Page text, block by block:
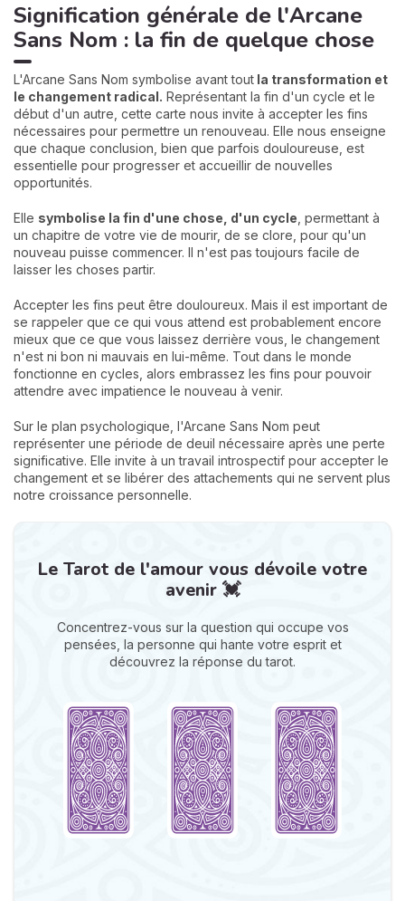
Signification générale de l'Arcane
Sans Nom : la fin de quelque chose
L'Arcane Sans Nom symbolise avant tout la transformation et
le changement radical. Représentant la fin d'un cycle et le
début d'un autre, cette carte nous invite à accepter les fins
nécessaires pour permettre un renouveau. Elle nous enseigne
que chaque conclusion, bien que parfois douloureuse, est
essentielle pour progresser et accueillir de nouvelles
opportunités.
Elle symbolise la fin d'une chose, d'un cycle , permettant à
un chapitre de votre vie de mourir, de se clore, pour qu'un
nouveau puisse commencer. Il n'est pas toujours facile de
laisser les choses partir.
Accepter les fins peut être douloureux. Mais il est important de
se rappeler que ce qui vous attend est probablement encore
mieux que ce que vous laissez derrière vous, le changement
n'est ni bon ni mauvais en lui-même. Tout dans le monde
fonctionne en cycles, alors embrassez les fins pour pouvoir
attendre avec impatience le nouveau à venir.
Sur le plan psychologique, l'Arcane Sans Nom peut
représenter une période de deuil nécessaire après une perte
significative. Elle invite à un travail introspectif pour accepter le
changement et se libérer des attachements qui ne servent plus
notre croissance personnelle.
Le Tarot de l'amour vous dévoile votre
avenir 💓
Concentrez-vous sur la question qui occupe vos
pensées, la personne qui hante votre esprit et
découvrez la réponse du tarot.